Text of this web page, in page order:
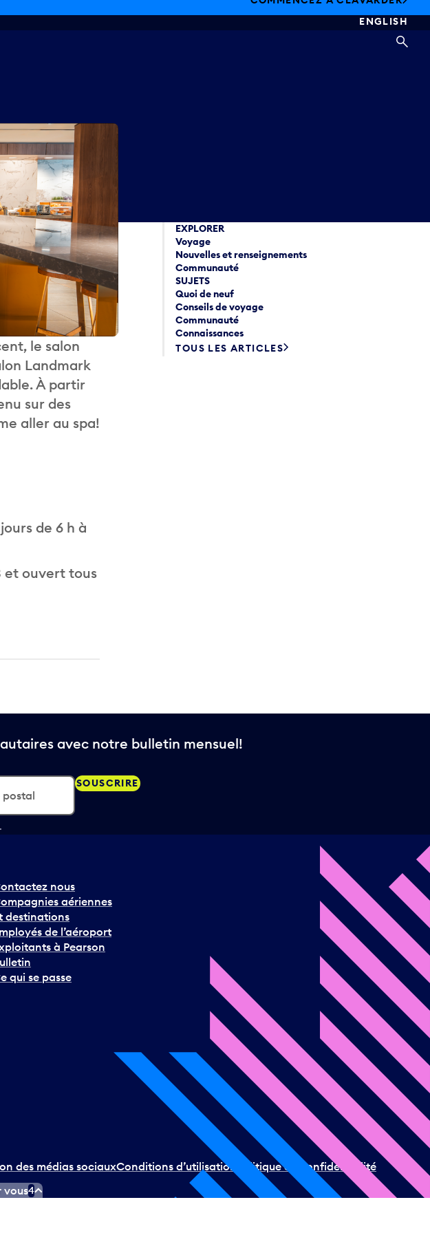
ENGLISH
le salon
Landmark
À partir
sur des
aller au spa!
de 6 h à
et ouvert tous
EXPLORER
Voyage
Nouvelles et renseignements
Communauté
SUJETS
Quoi de neuf
Conseils de voyage
Communauté
Connaissances
TOUS LES ARTICLES
avec notre bulletin mensuel!
postal
SOUSCRIRE
nous
aériennes
destinations
de l’aéroport
à Pearson
qui se passe
des médias sociauxConditions d’utilisation
Politique de confidentialité
vous4